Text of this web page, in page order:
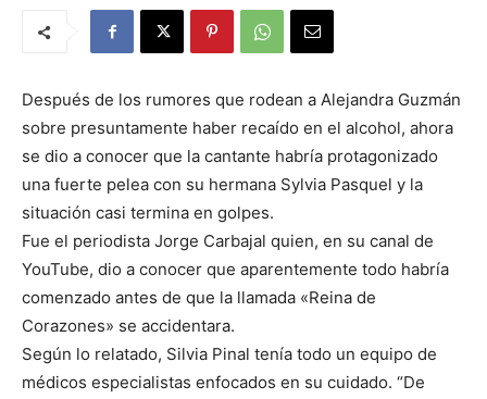
Después de los rumores que rodean a Alejandra Guzmán
sobre presuntamente haber recaído en el alcohol, ahora
se dio a conocer que la cantante habría protagonizado
una fuerte pelea con su hermana Sylvia Pasquel y la
situación casi termina en golpes.
Fue el periodista Jorge Carbajal quien, en su canal de
YouTube, dio a conocer que aparentemente todo habría
comenzado antes de que la llamada «Reina de
Corazones» se accidentara.
Según lo relatado, Silvia Pinal tenía todo un equipo de
médicos especialistas enfocados en su cuidado. “De